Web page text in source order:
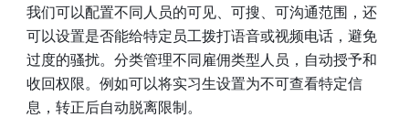
我们可以配置不同人员的可见、可搜、可沟通范围，还
可以设置是否能给特定员工拨打语音或视频电话，避免
过度的骚扰。分类管理不同雇佣类型人员，自动授予和
收回权限。例如可以将实习生设置为不可查看特定信
息，转正后自动脱离限制。